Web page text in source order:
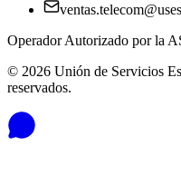
Operador Autorizado por la
© 2026 Unión de Servicios
reservados.